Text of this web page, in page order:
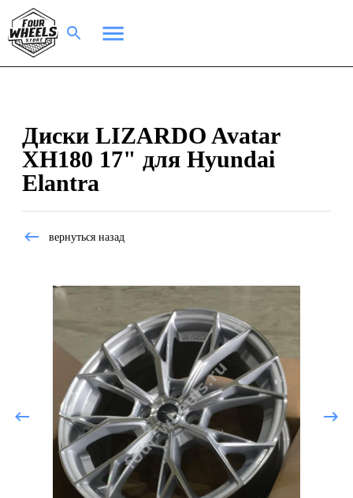
Диски LIZARDO Avatar
XH180 17" для Hyundai
Elantra
вернуться назад